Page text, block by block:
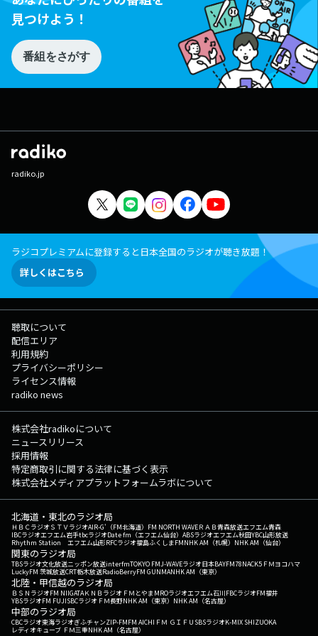
見つけよう！
番組をさがす
radiko.jp
ラジコプレミアムに登録すると日本全国のラジオが聴き放題！
詳しくはこちら
聴取について
配信エリア
利用規約
プライバシーポリシー
ライセンス情報
radiko news
株式会社radikoについて
ニュースリリース
採用情報
特定商取引に関する法律に基づく表示
株式会社メディアプラットフォームラボについて
北海道・東北のラジオ局
ＨＢＣラジオＳＴＶラジオAIR-G'（FM北海道） FM NORTH WAVEＲＡＢ青森放送エフエム青森
IBCラジオエフエム岩手tbcラジオDate fm（エフエム仙台） ABSラジオエフエム秋田YBC山形放送
Rhythm Station エフエム山形RFCラジオ福島ふくしまFMNHK AM（札幌） NHK AM（仙台）
関東のラジオ局
TBSラジオ文化放送ニッポン放送interfmTOKYO FMJ-WAVEラジオ日本BAYFM78NACK5 ＦＭヨコハマ
LuckyFM 茨城放送CRT栃木放送RadioBerryFM GUNMANHK AM（東京）
北陸・甲信越のラジオ局
ＢＳＮラジオFM NIIGATAＫＮＢラジオ ＦＭとやまMROラジオエフエム石川FBCラジオFM福井
YBSラジオFM FUJISBCラジオ ＦＭ長野NHK AM（東京） NHK AM（名古屋）
中部のラジオ局
CBCラジオ東海ラジオぎふチャンZIP-FMFM AICHI ＦＭ ＧＩＦＵ SBSラジオK-MIX SHIZUOKA
レディオキューブ ＦＭ三重NHK AM（名古屋）